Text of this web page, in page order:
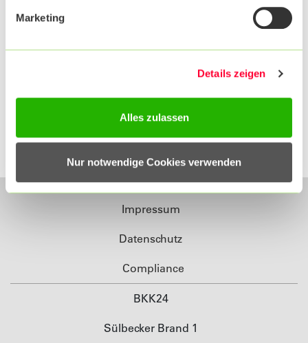
Marketing
Details zeigen
Alles zulassen
Nur notwendige Cookies verwenden
Telefon
Ansprechpartner/innen
Frau Kurc, Frau Schütte, Frau
Impressum
Datenschutz
Compliance
BKK24
Sülbecker Brand 1